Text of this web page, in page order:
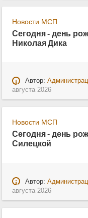
Новости МСП
Сегодня - день
Николая Дика
Автор:
августа 2026
Новости МСП
Сегодня - день
Силецкой
Автор:
августа 2026